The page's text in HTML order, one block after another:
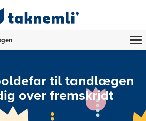
til tandlægen
over fremskridt